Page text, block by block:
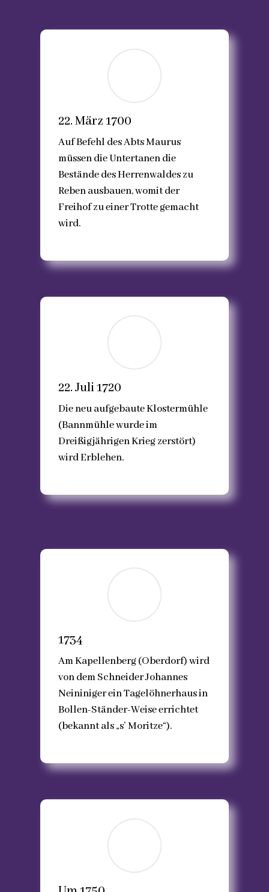
22. März 1700
Auf Befehl des Abts Maurus
müssen die Untertanen die
Bestände des Herrenwaldes zu
Reben ausbauen, womit der
Freihof zu einer Trotte gemacht
wird.
22. Juli 1720
Die neu aufgebaute Klostermühle
(Bannmühle wurde im
Dreißigjährigen Krieg zerstört)
wird Erblehen.
1734
Am Kapellenberg (Oberdorf) wird
von dem Schneider Johannes
Neininiger ein Tagelöhnerhaus in
Bollen-Ständer-Weise errichtet
(bekannt als „s’ Moritze“).